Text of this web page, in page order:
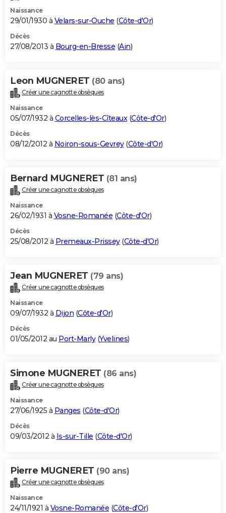
Naissance
29/01/1930 à Velars-sur-Ouche (Côte-d'Or)
Décès
27/08/2013 à Bourg-en-Bresse (Ain)
Leon MUGNERET (80 ans)
Créer une cagnotte obsèques
Naissance
05/07/1932 à Corcelles-lès-Cîteaux(Côte-d'Or)
Décès
08/12/2012 à Noiron-sous-Gevrey(Côte-d'Or)
Bernard MUGNERET (81 ans)
Créer une cagnotte obsèques
Naissance
26/02/1931 à Vosne-Romanée (Côte-d'Or)
Décès
25/08/2012 à Premeaux-Prissey(Côte-d'Or)
Jean MUGNERET (79 ans)
Créer une cagnotte obsèques
Naissance
09/07/1932 à Dijon (Côte-d'Or)
Décès
01/05/2012 au Port-Marly(Yvelines)
Simone MUGNERET (86 ans)
Créer une cagnotte obsèques
Naissance
27/06/1925 à Panges (Côte-d'Or)
Décès
09/03/2012 à Is-sur-Tille (Côte-d'Or)
Pierre MUGNERET (90 ans)
Créer une cagnotte obsèques
Naissance
24/11/1921 à Vosne-Romanée (Côte-d'Or)